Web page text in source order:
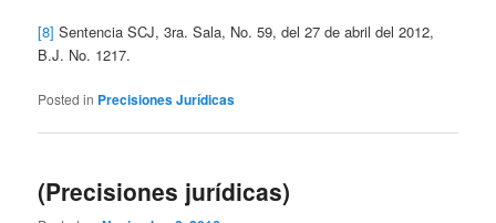
[8] Sentencia SCJ, 3ra. Sala, No. 59, del 27 de abril del 2012,
B.J. No. 1217.
Posted in Precisiones Jurídicas
(Precisiones jurídicas)